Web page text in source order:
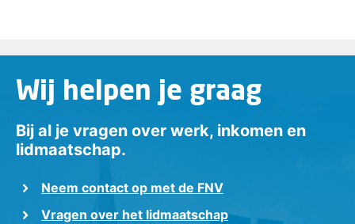
Wij helpen je graag
Bij al je vragen over werk, inkomen en
lidmaatschap.
Neem contact op met de FNV
Vragen over het lidmaatschap